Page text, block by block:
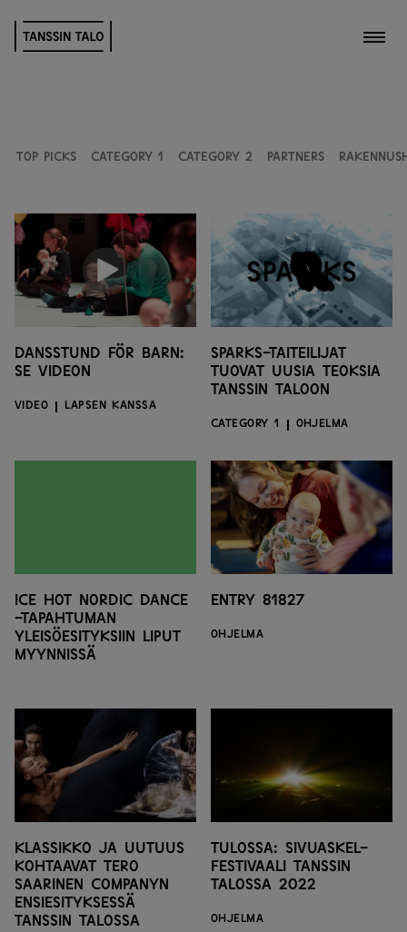
Top picks Category 1 Category 2 PARTNERS
Dansstund för barn:
se videon
VIDEO LAPSEN KANSSA
SPARKS-taiteilijat
tuovat uusia teoksia
Tanssin taloon
CATEGORY 1 OHJELMA
Ice Hot Nordic Dance
-tapahtuman
yleisöesityksiin liput
myynnissä
Entry 81827
OHJELMA
Klassikko ja uutuus
kohtaavat Tero
Saarinen Companyn
ensiesityksessä
Tanssin talossa
Tulossa: Sivuaskel-
festivaali Tanssin
talossa 2022
OHJELMA